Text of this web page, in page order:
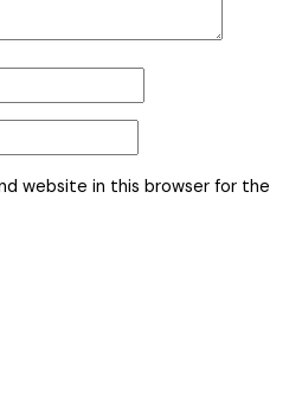
website in this browser for the